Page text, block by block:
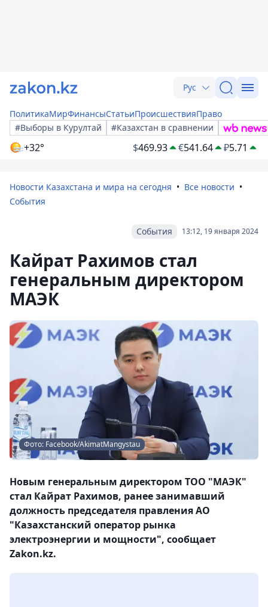
Рус
ПолитикаМирФинансыСтатьиПроисшествияПраво
#Выборы в Курултай
#Казахстан в сравнении
+32° $469.93 €541.64 ₽5.71
Новости Казахстана и мира на сегодня
Все новости
События
13:12, 19 января 2024
События
Кайрат Рахимов стал
генеральным директором
МАЭК
Фото: Facebook/AkimatMangystau
Новым генеральным директором ТОО "МАЭК"
стал Кайрат Рахимов, ранее занимавший
должность председателя правления АО
"Казахстанский оператор рынка
электроэнергии и мощности", сообщает
Zakon.kz.